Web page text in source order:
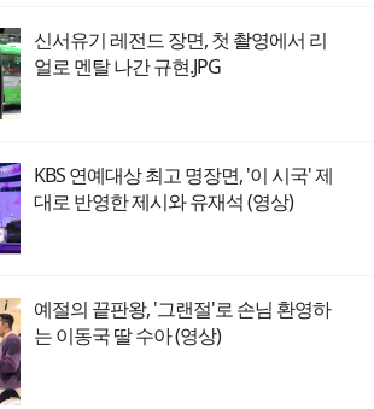
신서유기 레전드 장면, 첫 촬영에서 리
얼로 멘탈 나간 규현.JPG
KBS 연예대상 최고 명장면, '이 시국' 제
대로 반영한 제시와 유재석 (영상)
예절의 끝판왕, '그랜절'로 손님 환영하
는 이동국 딸 수아 (영상)